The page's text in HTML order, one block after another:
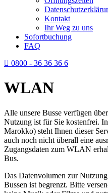
Kontakt
Ihr Weg zu uns
Sofortbuchung
FAQ
0800 - 36 36 36 6
WLAN
Alle unsere Busse verfügen
Nutzung ist für Sie kostenfrei.
Marokko) steht Ihnen dieser
auch noch nicht überall eine
Zugangsdaten zum WLAN
Bus.
Das Datenvolumen zur
Bussen ist begrenzt. Bitte